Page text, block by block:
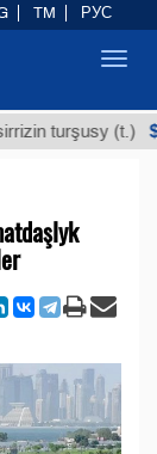
(t.)
TM РУС